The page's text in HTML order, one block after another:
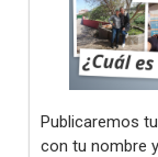
Publicaremos
con tu nombre